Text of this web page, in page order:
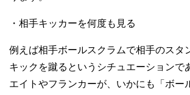
・相手キッカーを何度も見る
例えば相手ボールスクラムで相手のスタ
キックを蹴るというシチュエーションで
エイトやフランカーが、いかにも「ボー